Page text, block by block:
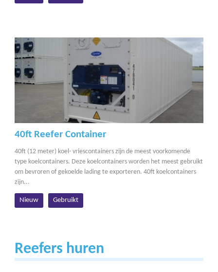
40ft Reefer Container
40ft (12 meter) koel- vriescontainers zijn de meest voorkomende
type koelcontainers. Deze koelcontainers worden het meest gebruikt
om bevroren of gekoelde lading te exporteren. 40ft koelcontainers
zijn...
Nieuw Gebruikt
Reefers huren